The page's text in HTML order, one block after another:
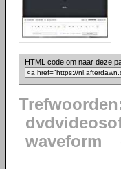
HTML code om naar deze
waveform